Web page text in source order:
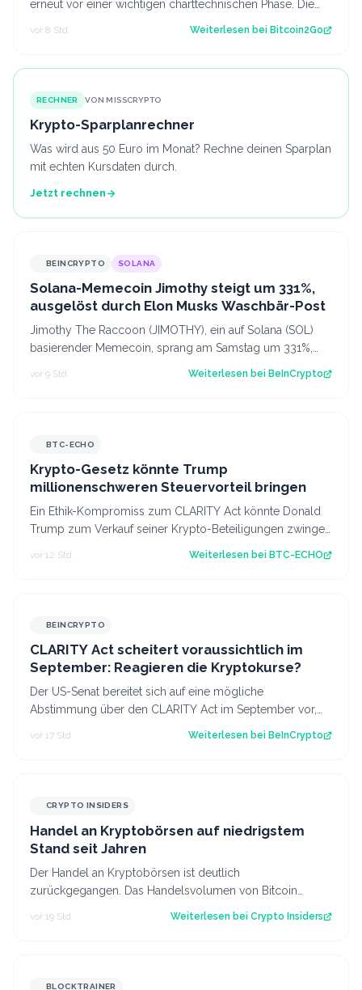
erneut vor einer wichtigen charttechnischen Phase. Die
vor 8 Std. Weiterlesen bei Bitcoin2Go
RECHNER VON MISSCRYPTO
Krypto-Sparplanrechner
Was wird aus 50 Euro im Monat? Rechne deinen Sparplan
mit echten Kursdaten durch.
Jetzt rechnen
BEINCRYPTO SOLANA
Solana-Memecoin Jimothy steigt um 331%,
ausgelöst durch Elon Musks Waschbär-Post
Jimothy The Raccoon (JIMOTHY), ein auf Solana (SOL)
basierender Memecoin, sprang am Samstag um 331%,
nachdem Elon Musk ein Waschbär-Video au…
vor 9 Std. Weiterlesen bei BeInCrypto
BTC-ECHO
Krypto-Gesetz könnte Trump
millionenschweren Steuervorteil bringen
Ein Ethik-Kompromiss zum CLARITY Act könnte Donald
Trump zum Verkauf seiner Krypto-Beteiligungen zwingen
vor 12 Std. Weiterlesen bei BTC-ECHO
BEINCRYPTO
CLARITY Act scheitert voraussichtlich im
September: Reagieren die Kryptokurse?
Der US-Senat bereitet sich auf eine mögliche
Abstimmung über den CLARITY Act im September vor,
obwohl weiterhin die nötige Unterstützung feh…
vor 17 Std. Weiterlesen bei BeInCrypto
CRYPTO INSIDERS
Handel an Kryptobörsen auf niedrigstem
Stand seit Jahren
Der Handel an Kryptobörsen ist deutlich
zurückgegangen. Das Handelsvolumen von Bitcoin
vor 19 Std. Weiterlesen bei Crypto Insiders
BLOCKTRAINER